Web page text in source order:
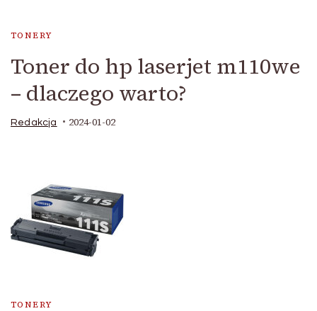
TONERY
Toner do hp laserjet m110we
– dlaczego warto?
Redakcja 2024-01-02
TONERY